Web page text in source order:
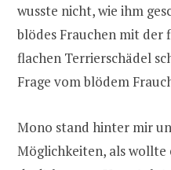
wusste nicht, wie ihm
blödes Frauchen mit der
flachen Terrierschädel
Frage vom blödem
Mono stand hinter mir
Möglichkeiten, als wollte